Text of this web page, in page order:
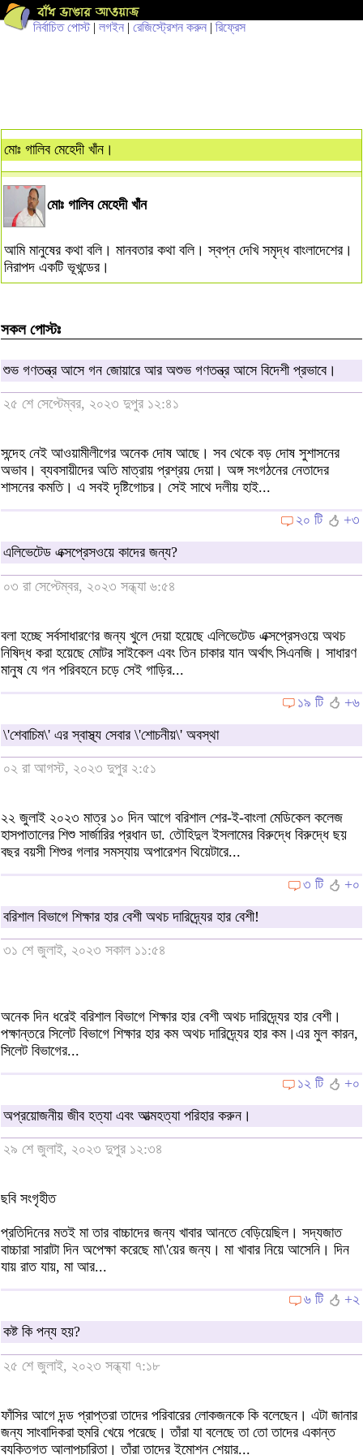
নির্বাচিত পোস্ট| লগইন | রেজিস্ট্রেশন করুন | রিফ্রেস
মোঃ গালিব মেহেদী খাঁন।
মোঃ গালিব মেহেদী খাঁন
আমি মানুষের কথা বলি। মানবতার কথা বলি। স্বপ্ন দেখি সমৃদ্ধ বাংলাদেশের।
নিরাপদ একটি ভূখন্ডের।
সকল পোস্টঃ
শুভ গণতন্ত্র আসে গন জোয়ারে আর অশুভ গণতন্ত্র আসে বিদেশী প্রভাবে।
২৫ শে সেপ্টেম্বর, ২০২৩ দুপুর ১২:৪১
সন্দেহ নেই আওয়ামীলীগের অনেক দোষ আছে। সব থেকে বড় দোষ সুশাসনের
অভাব। ব্যবসায়ীদের অতি মাত্রায় প্রশ্রয় দেয়া। অঙ্গ সংগঠনের নেতাদের
শাসনের কমতি। এ সবই দৃষ্টিগোচর। সেই সাথে দলীয় হাই...
২০ টি
+৩
এলিভেটেড এক্সপ্রেসওয়ে কাদের জন্য?
০৩ রা সেপ্টেম্বর, ২০২৩ সন্ধ্যা ৬:৫৪
বলা হচ্ছে সর্বসাধারণের জন্য খুলে দেয়া হয়েছে এলিভেটেড এক্সপ্রেসওয়ে অথচ
নিষিদ্ধ করা হয়েছে মোটর সাইকেল এবং তিন চাকার যান অর্থাৎ সিএনজি। সাধারণ
মানুষ যে গন পরিবহনে চড়ে সেই গাড়ির...
১৯ টি
+৬
\'শেবাচিম\' এর স্বাস্থ্য সেবার \'শোচনীয়\' অবস্থা
০২ রা আগস্ট, ২০২৩ দুপুর ২:৫১
২২ জুলাই ২০২৩ মাত্র ১০ দিন আগে বরিশাল শের-ই-বাংলা মেডিকেল কলেজ
হাসপাতালের শিশু সার্জারির প্রধান ডা. তৌহিদুল ইসলামের বিরুদ্ধে বিরুদ্ধে ছয়
বছর বয়সী শিশুর গলার সমস্যায় অপারেশন থিয়েটারে...
৩ টি
+০
বরিশাল বিভাগে শিক্ষার হার বেশী অথচ দারিদ্র্যের হার বেশী!
৩১ শে জুলাই, ২০২৩ সকাল ১১:৫৪
অনেক দিন ধরেই বরিশাল বিভাগে শিক্ষার হার বেশী অথচ দারিদ্র্যের হার বেশী।
পক্ষান্তরে সিলেট বিভাগে শিক্ষার হার কম অথচ দারিদ্র্যের হার কম।এর মুল কারন,
সিলেট বিভাগের...
১২ টি
+০
অপ্রয়োজনীয় জীব হত্যা এবং আত্মহত্যা পরিহার করুন।
২৯ শে জুলাই, ২০২৩ দুপুর ১২:৩৪
ছবি সংগৃহীত
প্রতিদিনের মতই মা তার বাচ্চাদের জন্য খাবার আনতে বেড়িয়েছিল। সদ্যজাত
বাচ্চারা সারাটা দিন অপেক্ষা করেছে মা\'য়ের জন্য। মা খাবার নিয়ে আসেনি। দিন
যায় রাত যায়, মা আর...
৬ টি
+২
কষ্ট কি পন্য হয়?
২৫ শে জুলাই, ২০২৩ সন্ধ্যা ৭:১৮
ফাঁসির আগে দন্ড প্রাপ্তরা তাদের পরিবারের লোকজনকে কি বলেছেন। এটা জানার
জন্য সাংবাদিকরা হুমরি খেয়ে পরেছে। তাঁরা যা বলেছে তা তো তাদের একান্ত
ব্যক্তিগত আলাপচারিতা। তাঁরা তাদের ইমোশন শেয়ার...